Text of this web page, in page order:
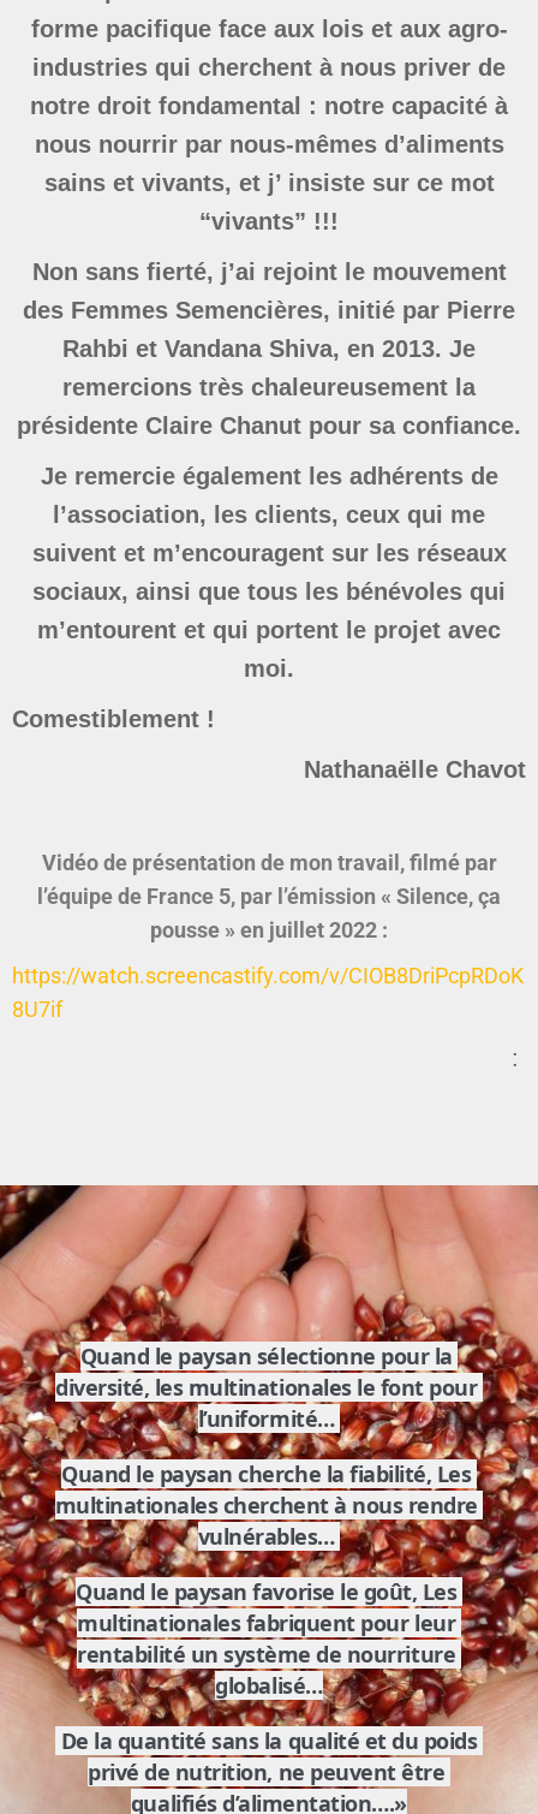
forme pacifique face aux lois et aux agro-
industries qui cherchent à nous priver de
notre droit fondamental : notre capacité à
nous nourrir par nous-mêmes d’aliments
sains et vivants, et j’ insiste sur ce mot
“vivants” !!!
Non sans fierté, j’ai rejoint le mouvement
des Femmes Semencières, initié par Pierre
Rahbi et Vandana Shiva, en 2013. Je
remercions très chaleureusement la
présidente Claire Chanut pour sa confiance.
Je remercie également les adhérents de
l’association, les clients, ceux qui me
suivent et m’encouragent sur les réseaux
sociaux, ainsi que tous les bénévoles qui
m’entourent et qui portent le projet avec
moi.
Comestiblement !
Nathanaëlle Chavot
Vidéo de présentation de mon travail, filmé par
l’équipe de France 5, par l’émission « Silence, ça
pousse » en juillet 2022 :
https://watch.screencastify.com/v/CIOB8DriPcpRDoK
8U7if
:
Quand le paysan sélectionne pour la
diversité, les multinationales le font pour
l’uniformité…
Quand le paysan cherche la fiabilité, Les
multinationales cherchent à nous rendre
vulnérables…
Quand le paysan favorise le goût, Les
multinationales fabriquent pour leur
rentabilité un système de nourriture
globalisé…
privé de nutrition, ne peuvent être
qualifiés d’alimentation….»